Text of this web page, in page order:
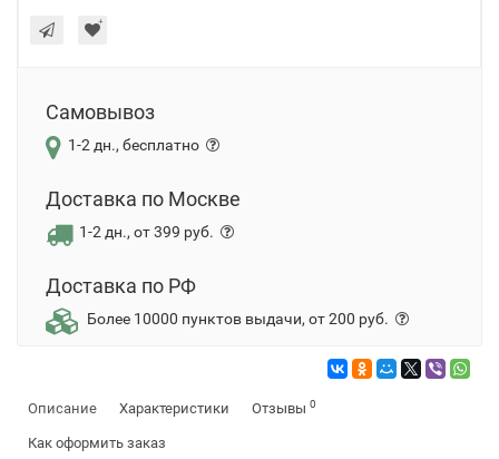
Самовывоз
1-2 дн., бесплатно
Доставка по Москве
1-2 дн., от 399 руб.
Доставка по РФ
Более 10000 пунктов выдачи, от 200 руб.
Описание Характеристики Отзывы 0
Как оформить заказ